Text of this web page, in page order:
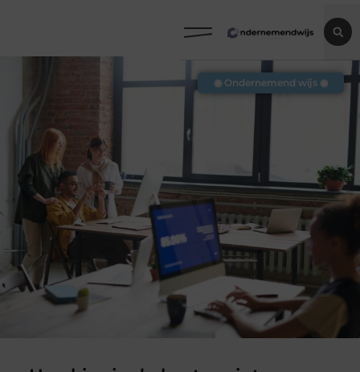
◉ Ondernemend wijs ◉